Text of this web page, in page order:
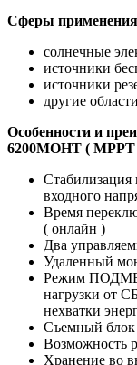
Сферы применения
солнечные
источники
источники
другие
Особенности и
6200MOHT ( MPPT
Стабилизация
входного
Время
( онлайн )
Два
Удаленный
Режим
нагрузки от
нехватки
Съемный блок
Возможность
Хранение во